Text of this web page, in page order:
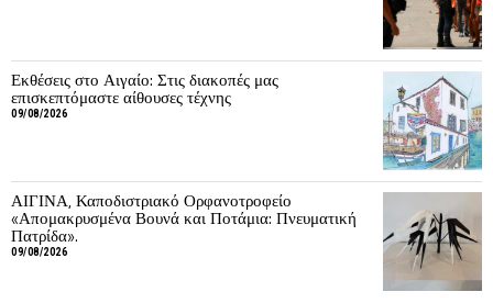
Εκθέσεις στο Αιγαίο: Στις διακοπές μας
επισκεπτόμαστε αίθουσες τέχνης
09/08/2026
ΑΙΓΙΝΑ, Καποδιστριακό Ορφανοτροφείο
«Απομακρυσμένα Βουνά και Ποτάμια: Πνευματική
Πατρίδα».
09/08/2026